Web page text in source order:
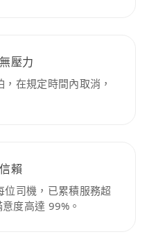
壓力
在規定時間內取消，
賴
位司機，已累積服務超
度高達 99%。